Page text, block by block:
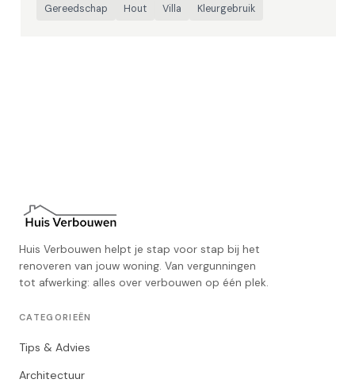
Gereedschap
Hout Villa Kleurgebruik
Huis Verbouwen helpt je stap voor stap bij het
renoveren van jouw woning. Van vergunningen
tot afwerking: alles over verbouwen op één plek.
CATEGORIEËN
Tips & Advies
Architectuur